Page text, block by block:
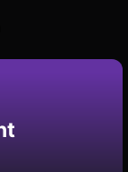
Enregistrer